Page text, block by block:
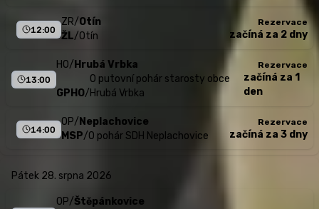
12:00
ZR/Otín
ŽL/Otín
Rezervace
začíná za 2 dny
13:00
HO/ Hrubá Vrbka
GPHO/
O putovní pohár starosty obce
Hrubá Vrbka
Rezervace
začíná za 1
den
14:00
OP/ Neplachovice
MSP/O pohár SDH Neplachovice
Rezervace
začíná za 3 dny
pátek 28. srpna 2026
OP/Štěpánkovice